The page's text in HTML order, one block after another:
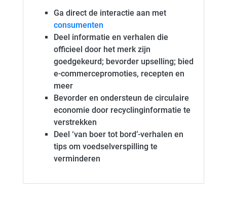
Ga direct de interactie aan met
consumenten
Deel informatie en verhalen die
officieel door het merk zijn
goedgekeurd; bevorder upselling; bied
e-commercepromoties, recepten en
meer
Bevorder en ondersteun de circulaire
economie door recyclinginformatie te
verstrekken
Deel ‘van boer tot bord’-verhalen en
tips om voedselverspilling te
verminderen